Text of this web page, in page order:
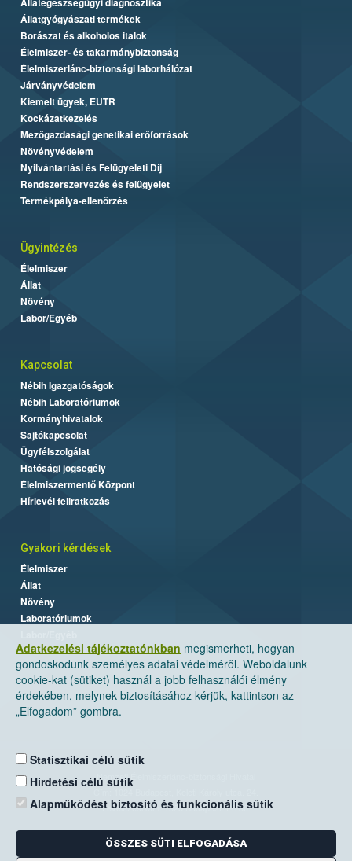
Adatkezelési tájékoztatónkban megismerheti, hogyan
gondoskodunk személyes adatai védelméről. Weboldalunk
cookie-kat (sütiket) használ a jobb felhasználói élmény
érdekében, melynek biztosításához kérjük, kattintson az
„Elfogadom” gombra.
Statisztikai célú sütik
Hirdetési célú sütik
Alapműködést biztosító és funkcionális sütik
ÖSSZES SÜTI ELFOGADÁSA
Állatgyógyászati termékek
Borászat és alkoholos italok
Élelmiszer- és takarmánybiztonság
Élelmiszerlánc-biztonsági laborhálózat
Járványvédelem
Kiemelt ügyek, EUTR
Kockázatkezelés
Mezőgazdasági genetikai erőforrások
Növényvédelem
Nyilvántartási és Felügyeleti Díj
Rendszerszervezés és felügyelet
Termékpálya-ellenőrzés
Ügyintézés
Élelmiszer
Állat
Növény
Labor/Egyéb
Kapcsolat
Nébih Igazgatóságok
Nébih Laboratóriumok
Kormányhivatalok
Sajtókapcsolat
Ügyfélszolgálat
Hatósági jogsegély
Élelmiszermentő Központ
Hírlevél feliratkozás
Gyakori kérdések
Élelmiszer
Állat
Növény
Laboratóriumok
Nemzeti Élelmiszerlánc-biztonsági Hivatal
Levelezési cím: 1525 Budapest. Pf. 30.
E-mail:ugyfelszolgalat@nebih.gov.hu